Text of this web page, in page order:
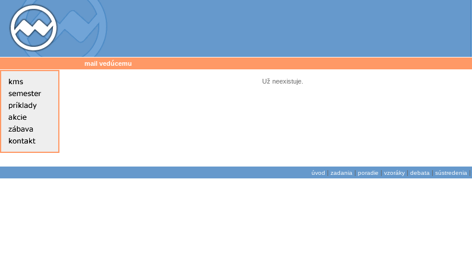
mail vedúcemu
Už neexistuje.
úvod | zadania | poradie | vzoráky| debata | sústredenia |